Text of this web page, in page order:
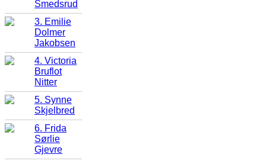
Smedsrud
3. Emilie
Dolmer
Jakobsen
4. Victoria
Bruflot
Nitter
5. Synne
Skjelbred
6. Frida
Sørlie
Gjevre